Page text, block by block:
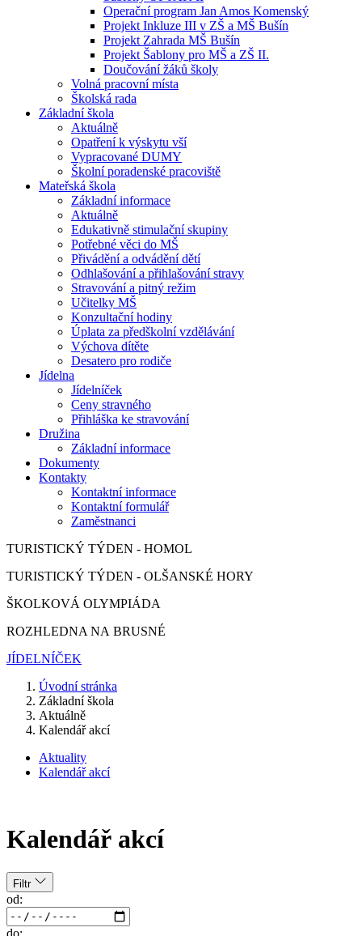
Operační program Jan Amos Komenský
Projekt Inkluze III v ZŠ a MŠ Bušín
Projekt Zahrada MŠ Bušín
Projekt Šablony pro MŠ a ZŠ II.
Doučování žáků školy
Volná pracovní místa
Školská rada
Základní škola
Aktuálně
Opatření k výskytu vší
Vypracované DUMY
Školní poradenské pracoviště
Mateřská škola
Základní informace
Aktuálně
Edukativně stimulační skupiny
Potřebné věci do MŠ
Přivádění a odvádění dětí
Odhlašování a přihlašování stravy
Stravování a pitný režim
Učitelky MŠ
Konzultační hodiny
Úplata za předškolní vzdělávání
Výchova dítěte
Desatero pro rodiče
Jídelna
Jídelníček
Ceny stravného
Přihláška ke stravování
Družina
Základní informace
Dokumenty
Kontakty
Kontaktní informace
Kontaktní formulář
Zaměstnanci
TURISTICKÝ TÝDEN - HOMOL
TURISTICKÝ TÝDEN - OLŠANSKÉ HORY
ŠKOLKOVÁ OLYMPIÁDA
ROZHLEDNA NA BRUSNÉ
JÍDELNÍČEK
Úvodní stránka
Základní škola
Aktuálně
Kalendář akcí
Aktuality
Kalendář akcí
Kalendář akcí
Filtr
od:
do: